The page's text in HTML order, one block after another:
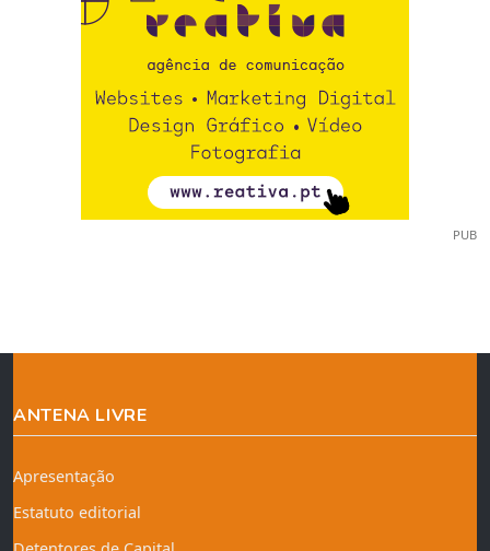
PUB
ANTENA LIVRE
Apresentação
Estatuto editorial